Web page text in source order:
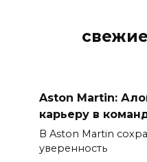
Aston Martin:
карьеру в
В Aston Martin
уверенность